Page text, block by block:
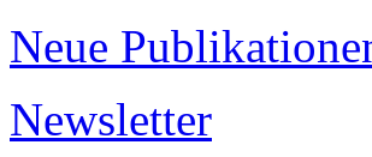
Neue
Newsletter